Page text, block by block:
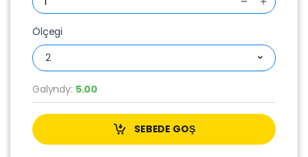
Ölçegi
2
Galyndy: 5.00
SEBEDE GOŞ